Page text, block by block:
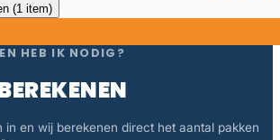
(1 item)
HEB IK NODIG?
in en wij berekenen direct het aantal pakken